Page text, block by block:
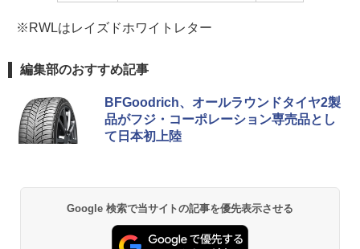
※RWLはレイズドホワイトレター
編集部のおすすめ記事
BFGoodrich、オールラウンドタイヤ2製
品がフジ・コーポレーション専売品とし
て日本初上陸
Google 検索で当サイトの記事を優先表示させる